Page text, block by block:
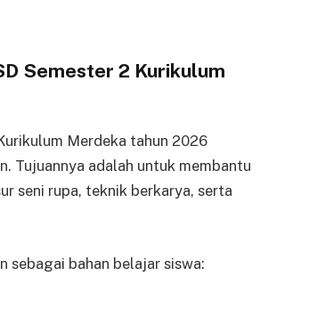
Semester 2 Kurikulum
Merdeka tahun 2026
Tujuannya adalah untuk membantu
seni rupa, teknik berkarya, serta
sebagai bahan belajar siswa: